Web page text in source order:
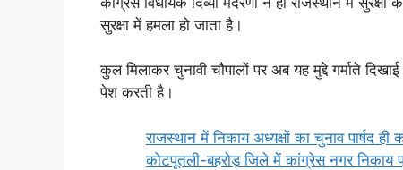
सुरक्षा में हमला हो जाता है।
कुल मिलाकर चुनावी चौपालों पर अब यह मुद्दे गर्माते
पेश करती है।
राजस्थान में निकाय अध्यक्षों का चुनाव पार्षद ही
कोटपूतली-बहरोड़ जिले में कांग्रेस नगर निकाय